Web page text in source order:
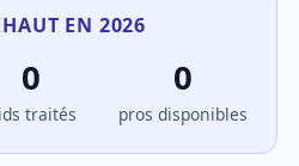
EN 2026
0
traités
0
pros disponibles